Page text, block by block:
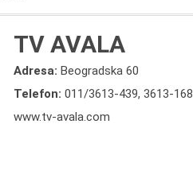
TV AVALA
Adresa:Beogradska 60
Telefon:011/3613-439,3613-168
www.tv-avala.com